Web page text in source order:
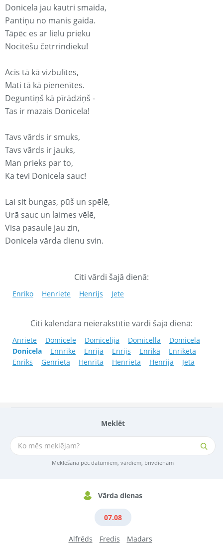
Meklēt
Meklēšana pēc datumiem, vārdiem, brīvdienām
Vārda dienas
07.08
Alfrēds Fredis Madars
Donicela jau kautri smaida,
Pantiņu no manis gaida.
Tāpēc es ar lielu prieku
Nocitēšu četrrindieku!
Acis tā kā vizbulītes,
Mati tā kā pienenītes.
Deguntiņš kā pīrādziņš -
Tas ir mazais Donicela!
Tavs vārds ir smuks,
Tavs vārds ir jauks,
Man prieks par to,
Ka tevi Donicela sauc!
Lai sit bungas, pūš un spēlē,
Urā sauc un laimes vēlē,
Visa pasaule jau zin,
Donicela vārda dienu svin.
Citi vārdi šajā dienā:
Enriko Henriete Henrijs Jete
Citi kalendārā neierakstītie vārdi šajā dienā:
Anriete Domicele Domicelija Domicella
Domicela
Donicela
Ennrike Enrija Enrijs Enrika
Enriketa
Enriks
Genrieta Henrita Henrieta Henrija Jeta